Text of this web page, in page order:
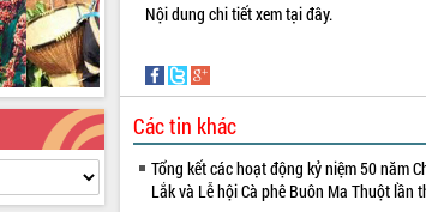
Nội dung chi tiết xemtại đây.
Các tin khác
Tổng kết các hoạt động kỷ niệm 50 năm
Lắk và Lễ hội Cà phê Buôn Ma Thuột lần